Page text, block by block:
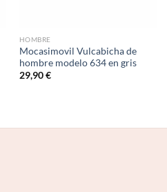
HOMBRE
Mocasimovil Vulcabicha de
hombre modelo 634 en gris
29,90€